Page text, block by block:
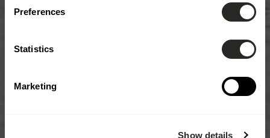
Preferences
Statistics
Marketing
Show details